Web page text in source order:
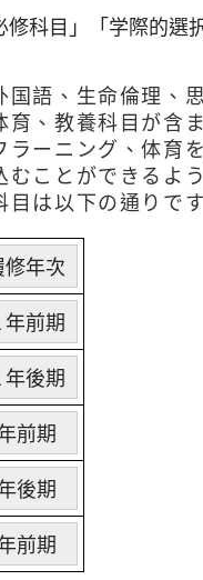
科目」「学際的選
国語、生命倫理
、教養科目が含
ラーニング、体育
ことができるよ
は以下の通りで
修年次
年前期
年後期
前期
後期
前期